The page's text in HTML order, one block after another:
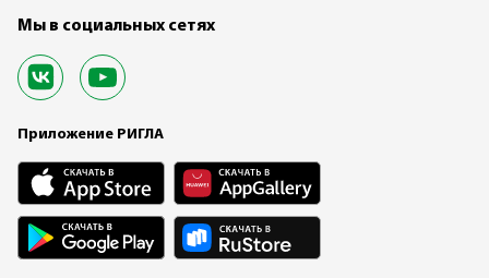
Мы в социальных сетях
Приложение РИГЛА